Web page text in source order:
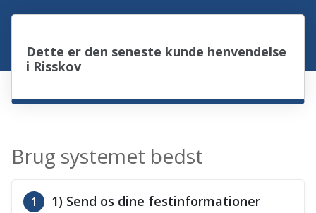
Dette er den seneste kunde henvendelse
i Risskov
Brug systemet bedst
1 1) Send os dine festinformationer